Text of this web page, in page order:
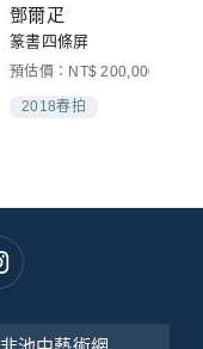
鄧爾疋
篆書四條屏
預估價：NT$ 200,000-
2018春拍